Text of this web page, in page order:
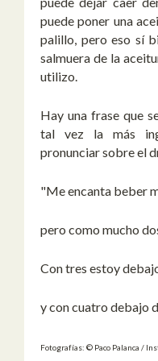
puede poner una
palillo, pero eso sí
salmuera de la
utilizo.
Hay una frase que
tal vez la más
pronunciar sobre el
"Me encanta beber
pero como mucho
Con tres estoy
y con cuatro debajo
Fotografías: © Paco Palanca /